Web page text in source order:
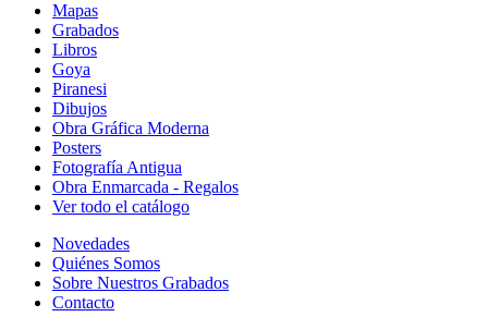
Mapas
Grabados
Libros
Goya
Piranesi
Dibujos
Obra Gráfica Moderna
Posters
Fotografía Antigua
Obra Enmarcada - Regalos
Ver todo el catálogo
Novedades
Quiénes Somos
Sobre Nuestros Grabados
Contacto